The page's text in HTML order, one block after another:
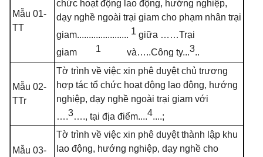
Mẫu 01-
TT
chức hoạt động lao động, hướng nghiệp,
dạy nghề ngoài trại giam cho phạm nhân trại
giam...................... 1 giữa ……Trại
giam 1 và…..Công ty...3..
Mẫu 02-
TTr
Tờ trình về việc xin phê duyệt chủ trương
hợp tác tổ chức hoạt động lao động, hướng
nghiệp, dạy nghề ngoài trại giam với
….3…., tại địa điểm....4....;
Mẫu 03-
Tờ trình về việc xin phê duyệt thành lập khu
lao động, hướng nghiệp, dạy nghề cho